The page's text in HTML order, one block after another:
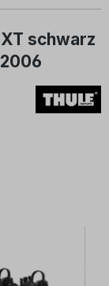
schwarz